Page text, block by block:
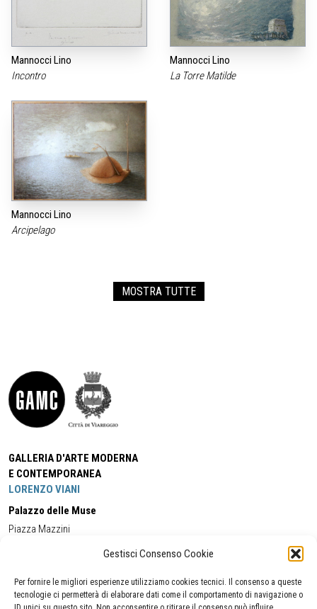
Gestisci Consenso Cookie
Per fornire le migliori esperienze utilizziamo cookies tecnici. Il consenso a queste
tecnologie ci permetterà di elaborare dati come il comportamento di navigazione o
Mannocci Lino
Incontro
Mannocci Lino
La Torre Matilde
Mannocci Lino
Arcipelago
MOSTRA TUTTE
GALLERIA D'ARTE MODERNA
E CONTEMPORANEA
LORENZO VIANI
Palazzo delle Muse
Piazza Mazzini
Cell:+39 338 5714978 (orario apertura Galleria)
Tel:
+39 0584 944580
(orario 09.00/13.00)
Email:gamc@comune.viareggio.lu.it